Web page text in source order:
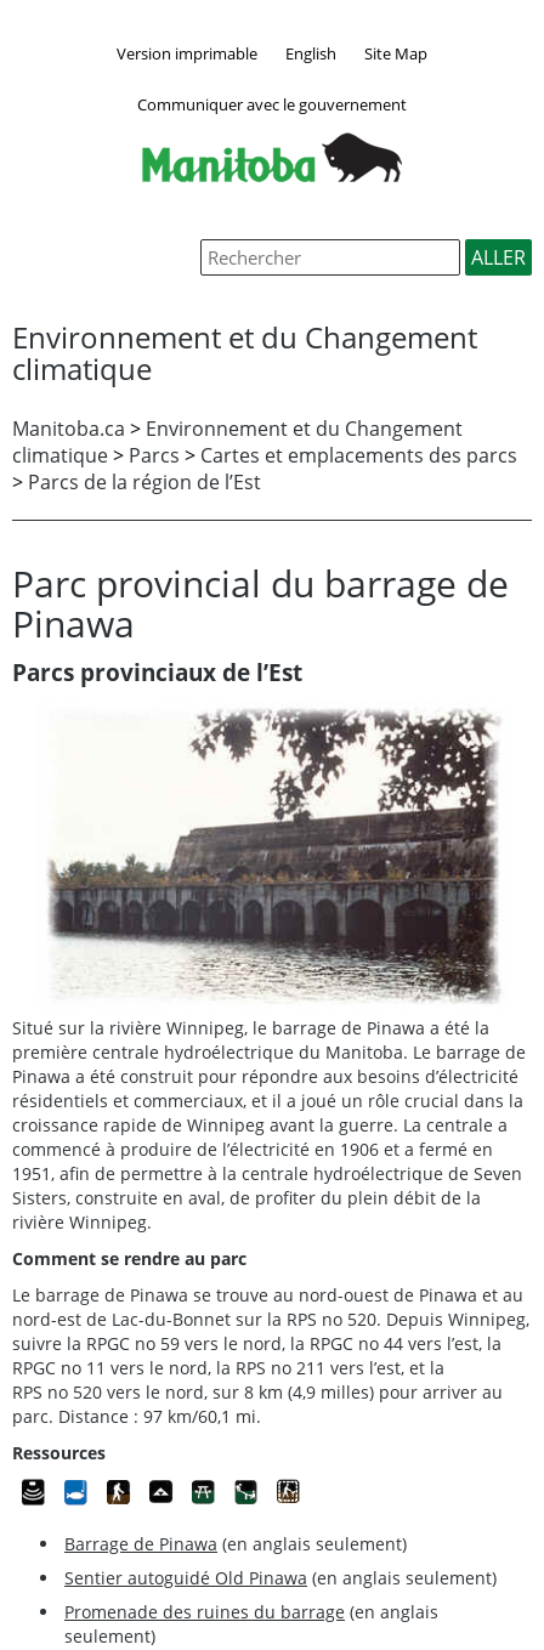
Version imprimable English Site Map
Communiquer avec le gouvernement
Environnement et du Changement
climatique
Manitoba.ca > Environnement et du Changement
climatique> Parcs > Cartes et emplacements des parcs
> Parcs de la région de l’Est
Parc provincial du barrage de
Pinawa
Parcs provinciaux de l’Est
Situé sur la rivière Winnipeg, le barrage de Pinawa a été la
première centrale hydroélectrique du Manitoba. Le barrage de
Pinawa a été construit pour répondre aux besoins d’électricité
résidentiels et commerciaux, et il a joué un rôle crucial dans la
croissance rapide de Winnipeg avant la guerre. La centrale a
commencé à produire de l’électricité en 1906 et a fermé en
1951, afin de permettre à la centrale hydroélectrique de Seven
Sisters, construite en aval, de profiter du plein débit de la
rivière Winnipeg.
Comment se rendre au parc
Le barrage de Pinawa se trouve au nord-ouest de Pinawa et au
nord-est de Lac-du-Bonnet sur la RPS no 520. Depuis Winnipeg,
suivre la RPGC no 59 vers le nord, la RPGC no 44 vers l’est, la
RPGC no 11 vers le nord, la RPS no 211 vers l’est, et la
RPS no 520 vers le nord, sur 8 km (4,9 milles) pour arriver au
parc. Distance : 97 km/60,1 mi.
Ressources
Barrage de Pinawa (en anglais seulement)
Sentier autoguidé Old Pinawa (en anglais seulement)
Promenade des ruines du barrage (en anglais
seulement)